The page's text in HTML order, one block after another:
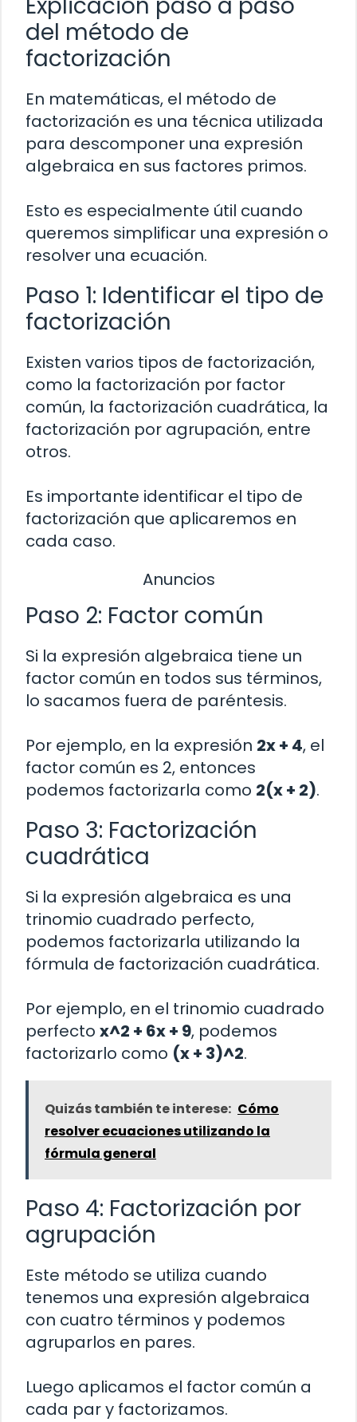
del método de
factorización
En matemáticas, el método de
factorización es una técnica utilizada
para descomponer una expresión
algebraica en sus factores primos.
Esto es especialmente útil cuando
queremos simplificar una expresión o
resolver una ecuación.
Paso 1: Identificar el tipo de
factorización
Existen varios tipos de factorización,
como la factorización por factor
común, la factorización cuadrática, la
factorización por agrupación, entre
otros.
Es importante identificar el tipo de
factorización que aplicaremos en
cada caso.
Anuncios
Paso 2: Factor común
Si la expresión algebraica tiene un
factor común en todos sus términos,
lo sacamos fuera de paréntesis.
Por ejemplo, en la expresión 2x + 4, el
factor común es 2, entonces
podemos factorizarla como 2(x + 2).
Paso 3: Factorización
cuadrática
Si la expresión algebraica es una
trinomio cuadrado perfecto,
podemos factorizarla utilizando la
fórmula de factorización cuadrática.
Por ejemplo, en el trinomio cuadrado
perfecto x^2 + 6x + 9, podemos
factorizarlo como (x + 3)^2.
Quizás también te interese: Cómo
resolver ecuaciones utilizando la
fórmula general
Paso 4: Factorización por
agrupación
Este método se utiliza cuando
tenemos una expresión algebraica
con cuatro términos y podemos
agruparlos en pares.
Luego aplicamos el factor común a
cada par y factorizamos.